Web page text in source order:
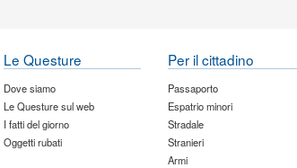
Le Questure
Dove siamo
Le Questure sul web
I fatti del giorno
Oggetti rubati
Per il cittadino
Passaporto
Espatrio minori
Stradale
Stranieri
Armi